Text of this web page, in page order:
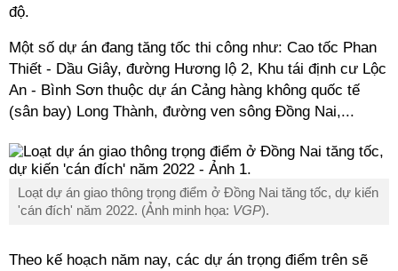
độ.
Một số dự án đang tăng tốc thi công như: Cao tốc Phan
Thiết - Dầu Giây, đường Hương lộ 2, Khu tái định cư Lộc
An - Bình Sơn thuộc dự án Cảng hàng không quốc tế
(sân bay) Long Thành, đường ven sông Đồng Nai,...
Loạt dự án giao thông trọng điểm ở Đồng Nai tăng tốc, dự kiến
'cán đích' năm 2022. (Ảnh minh họa: VGP).
Theo kế hoạch năm nay, các dự án trọng điểm trên sẽ